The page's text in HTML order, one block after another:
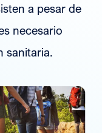
a pesar de
necesario
sanitaria.